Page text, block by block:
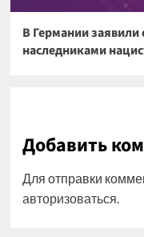
В Германии заявили
наследниками
Добавить
Для отправки
авторизоваться.